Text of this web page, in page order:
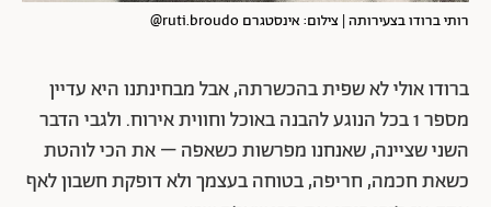
רותי ברודו בצעירותה | צילום: אינסטגרם ruti.broudo@
ברודו אולי לא שפית בהכשרתה, אבל מבחינתנו היא עדיין
מספר 1 בכל הנוגע להבנה באוכל וחווית אירוח. ולגבי הדבר
השני שציינה, שאנחנו מפרשות כשאפה – את הכי לוהטת
כשאת חכמה, חריפה, בטוחה בעצמך ולא דופקת חשבון לאף